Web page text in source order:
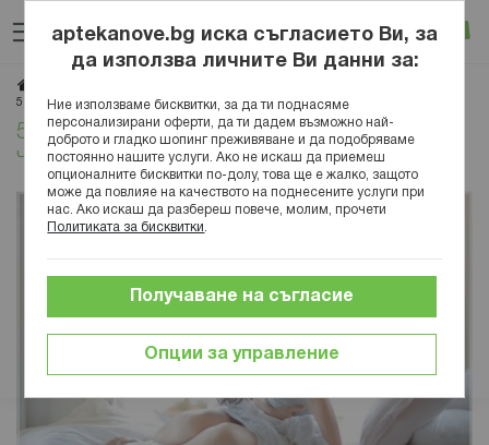
към
съдържанието
Вход
5 съвета за бързо възстановяване след чревен вирус
5 съвета за бързо възстановяване след
чревен вирус
aptekanove.bg иска съгласието Ви, за
да използва личните Ви данни за:
Ние използваме бисквитки, за да ти поднасяме
персонализирани оферти, да ти дадем възможно най-
доброто и гладко шопинг преживяване и да подобряваме
постоянно нашите услуги. Ако не искаш да приемеш
опционалните бисквитки по-долу, това ще е жалко, защото
може да повлияе на качеството на поднесените услуги при
нас. Ако искаш да разбереш повече, молим, прочети
Политиката за бисквитки
Опции за управление
Получаване на съгласие